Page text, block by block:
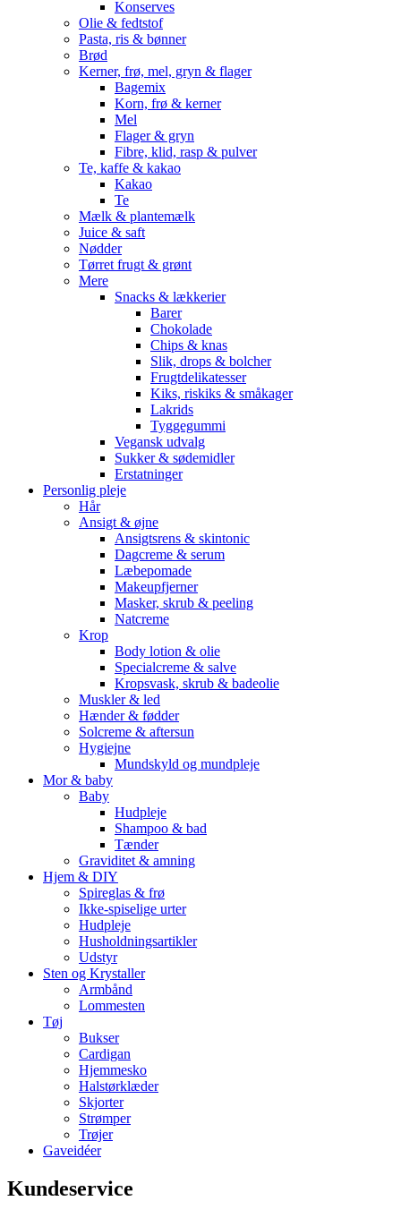
Konserves
Olie & fedtstof
Pasta, ris & bønner
Brød
Kerner, frø, mel, gryn & flager
Bagemix
Korn, frø & kerner
Mel
Flager & gryn
Fibre, klid, rasp & pulver
Te, kaffe & kakao
Kakao
Te
Mælk & plantemælk
Juice & saft
Nødder
Tørret frugt & grønt
Mere
Snacks & lækkerier
Barer
Chokolade
Chips & knas
Slik, drops & bolcher
Frugtdelikatesser
Kiks, riskiks & småkager
Lakrids
Tyggegummi
Vegansk udvalg
Sukker & sødemidler
Erstatninger
Personlig pleje
Hår
Ansigt & øjne
Ansigtsrens & skintonic
Dagcreme & serum
Læbepomade
Makeupfjerner
Masker, skrub & peeling
Natcreme
Krop
Body lotion & olie
Specialcreme & salve
Kropsvask, skrub & badeolie
Muskler & led
Hænder & fødder
Solcreme & aftersun
Hygiejne
Mundskyld og mundpleje
Mor & baby
Baby
Hudpleje
Shampoo & bad
Tænder
Graviditet & amning
Hjem & DIY
Spireglas & frø
Ikke-spiselige urter
Hudpleje
Husholdningsartikler
Udstyr
Sten og Krystaller
Armbånd
Lommesten
Tøj
Bukser
Cardigan
Hjemmesko
Halstørklæder
Skjorter
Strømper
Trøjer
Gaveidéer
Kundeservice